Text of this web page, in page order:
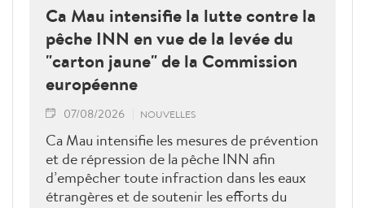
Ca Mau intensifie la lutte contre la
pêche INN en vue de la levée du
"carton jaune" de la Commission
européenne
07/08/2026 NOUVELLES
Ca Mau intensifie les mesures de prévention
et de répression de la pêche INN afin
d’empêcher toute infraction dans les eaux
étrangères et de soutenir les efforts du